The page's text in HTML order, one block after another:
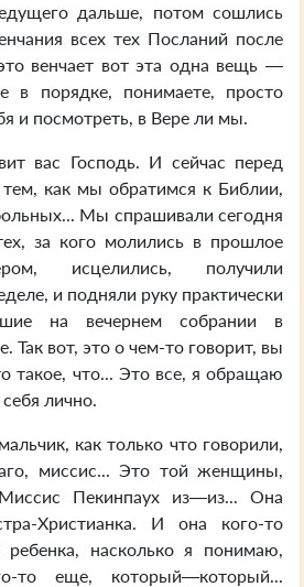
дальше, потом сошлись
всех тех Посланий после
венчает вот эта одна вещь —
в порядке, понимаете, просто
и посмотреть, в Вере ли мы.
вас Господь. И сейчас перед
как мы обратимся к Библии,
Мы спрашивали сегодня
за кого молились в прошлое
исцелились, получили
и подняли руку практически
на вечернем собрании в
Так вот, это о чем-то говорит, вы
такое, что... Это все, я обращаю
лично.
как только что говорили,
миссис... Это той женщины,
Пекинпаух из—из... Она
Христианка. И она кого-то
ребенка, насколько я понимаю,
то еще, который—который...